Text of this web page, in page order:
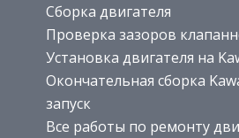
Сборка двигателя
Проверка зазоров
Установка двигателя на
Окончательная сборка
запуск
Все работы по ремонту